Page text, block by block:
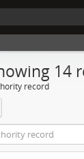
14
record